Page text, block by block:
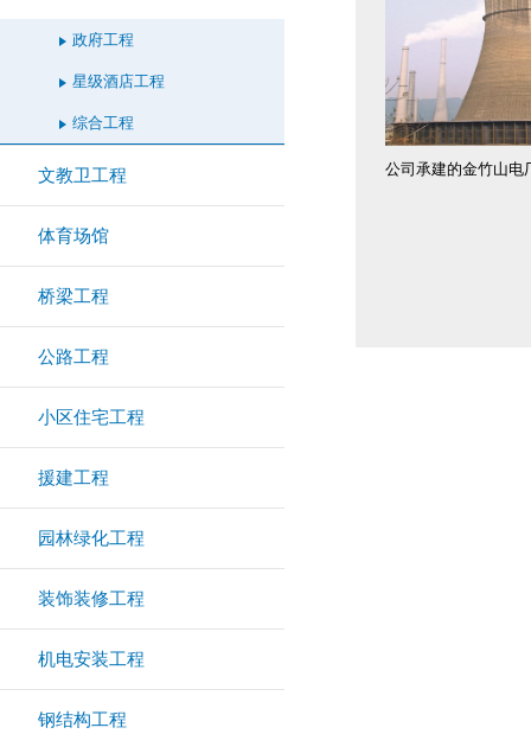
政府工程
星级酒店工程
综合工程
文教卫工程
体育场馆
桥梁工程
公路工程
小区住宅工程
援建工程
园林绿化工程
装饰装修工程
机电安装工程
钢结构工程